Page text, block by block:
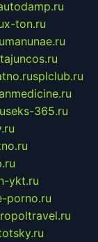
x-ton.ru
manunae.ru
tajuncos.ru
splclub.ru
seks-365.ru
ykt.ru
porno.ru